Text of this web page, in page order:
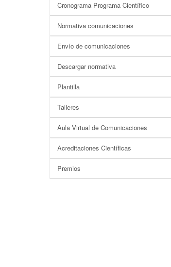
Cronograma Programa Científico
Normativa comunicaciones
Envío de comunicaciones
Descargar normativa
Plantilla
Talleres
Aula Virtual de Comunicaciones
Acreditaciones Científicas
Premios